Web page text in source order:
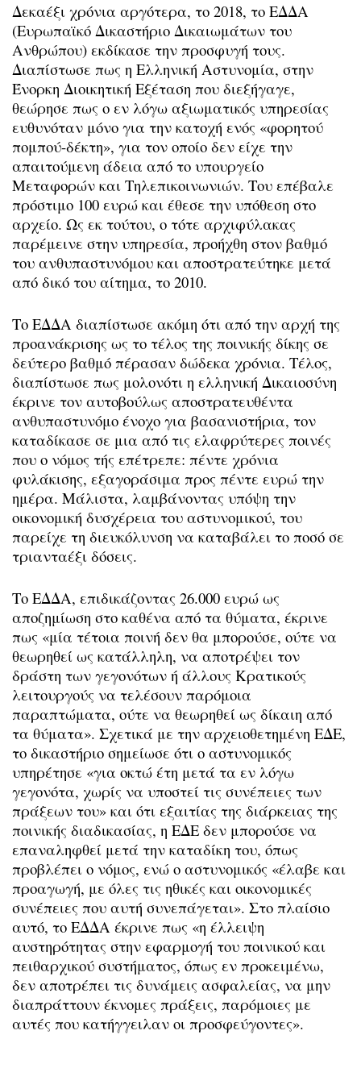
Δεκαέξι χρόνια αργότερα, το 2018, το ΕΔΔΑ
(Ευρωπαϊκό Δικαστήριο Δικαιωμάτων του
Ανθρώπου) εκδίκασε την προσφυγή τους.
Διαπίστωσε πως η Ελληνική Αστυνομία, στην
Ένορκη Διοικητική Εξέταση που διεξήγαγε,
θεώρησε πως ο εν λόγω αξιωματικός υπηρεσίας
ευθυνόταν μόνο για την κατοχή ενός «φορητού
πομπού-δέκτη», για τον οποίο δεν είχε την
απαιτούμενη άδεια από το υπουργείο
Μεταφορών και Τηλεπικοινωνιών. Του επέβαλε
πρόστιμο 100 ευρώ και έθεσε την υπόθεση στο
αρχείο. Ως εκ τούτου, ο τότε αρχιφύλακας
παρέμεινε στην υπηρεσία, προήχθη στον βαθμό
του ανθυπαστυνόμου και αποστρατεύτηκε μετά
από δικό του αίτημα, το 2010.
Το ΕΔΔΑ διαπίστωσε ακόμη ότι από την αρχή της
προανάκρισης ως το τέλος της ποινικής δίκης σε
δεύτερο βαθμό πέρασαν δώδεκα χρόνια. Τέλος,
διαπίστωσε πως μολονότι η ελληνική Δικαιοσύνη
έκρινε τον αυτοβούλως αποστρατευθέντα
ανθυπαστυνόμο ένοχο για βασανιστήρια, τον
καταδίκασε σε μια από τις ελαφρύτερες ποινές
που ο νόμος τής επέτρεπε: πέντε χρόνια
φυλάκισης, εξαγοράσιμα προς πέντε ευρώ την
ημέρα. Μάλιστα, λαμβάνοντας υπόψη την
οικονομική δυσχέρεια του αστυνομικού, του
παρείχε τη διευκόλυνση να καταβάλει το ποσό σε
τριανταέξι δόσεις.
Το ΕΔΔΑ, επιδικάζοντας 26.000 ευρώ ως
αποζημίωση στο καθένα από τα θύματα, έκρινε
πως «μία τέτοια ποινή δεν θα μπορούσε, ούτε να
θεωρηθεί ως κατάλληλη, να αποτρέψει τον
δράστη των γεγονότων ή άλλους Κρατικούς
λειτουργούς να τελέσουν παρόμοια
παραπτώματα, ούτε να θεωρηθεί ως δίκαιη από
τα θύματα». Σχετικά με την αρχειοθετημένη ΕΔΕ,
το δικαστήριο σημείωσε ότι ο αστυνομικός
υπηρέτησε «για οκτώ έτη μετά τα εν λόγω
γεγονότα, χωρίς να υποστεί τις συνέπειες των
πράξεων του» και ότι εξαιτίας της διάρκειας της
ποινικής διαδικασίας, η ΕΔΕ δεν μπορούσε να
επαναληφθεί μετά την καταδίκη του, όπως
προβλέπει ο νόμος, ενώ ο αστυνομικός «έλαβε και
προαγωγή, με όλες τις ηθικές και οικονομικές
συνέπειες που αυτή συνεπάγεται». Στο πλαίσιο
αυτό, το ΕΔΔΑ έκρινε πως «η έλλειψη
αυστηρότητας στην εφαρμογή του ποινικού και
πειθαρχικού συστήματος, όπως εν προκειμένω,
δεν αποτρέπει τις δυνάμεις ασφαλείας, να μην
διαπράττουν έκνομες πράξεις, παρόμοιες με
αυτές που κατήγγειλαν οι προσφεύγοντες».